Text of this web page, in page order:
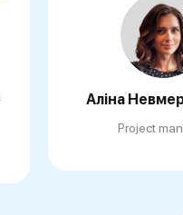
Аліна
Project